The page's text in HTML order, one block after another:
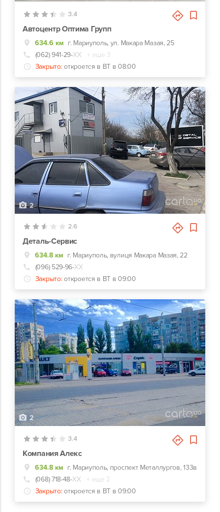
3.4
Автоцентр Оптима Групп
634.6 км г. Мариуполь, ул. Макара Мазая, 25
(062) 941-29-ХХ
+ еще 3
Закрыто: откроется в ВТ в 08:00
2
2.6
Деталь-Сервис
634.8 км г. Мариуполь, вулиця Макара Мазая, 22
(096) 529-96-ХХ
Закрыто: откроется в ВТ в 09:00
2
3.4
Компания Алекс
634.8 км г. Мариуполь, проспект Металлургов, 133в
(068) 718-48-ХХ
+ еще 2
Закрыто: откроется в ВТ в 09:00